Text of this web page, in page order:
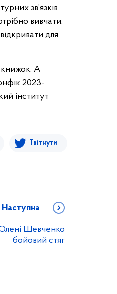
зв’язків
вивчати.
для
книжок. А
2023-
інститут
Твітнути
Наступна
Олені Шевченко
бойовий стяг